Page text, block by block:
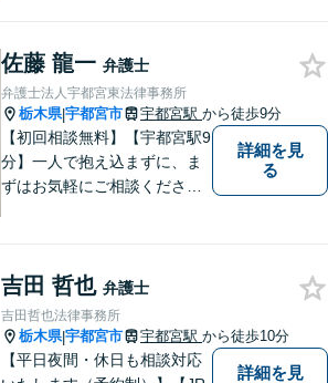
識し、常に誠実で真摯な対応
を心掛けています。【南宇都
宮駅5分】
佐藤 龍一 弁護士
弁護士法人宇都宮東法律事務所
栃木県|宇都宮市 宇都宮駅 から徒歩9分
【初回相談無料】【宇都宮駅9
分】一人で抱え込まずに、ま
ずはお気軽にご相談くださ
詳細を見
る
吉田 哲也 弁護士
吉田哲也法律事務所
栃木県|宇都宮市 宇都宮駅 から徒歩10分
【平日夜間・休日も相談対応
詳細を見